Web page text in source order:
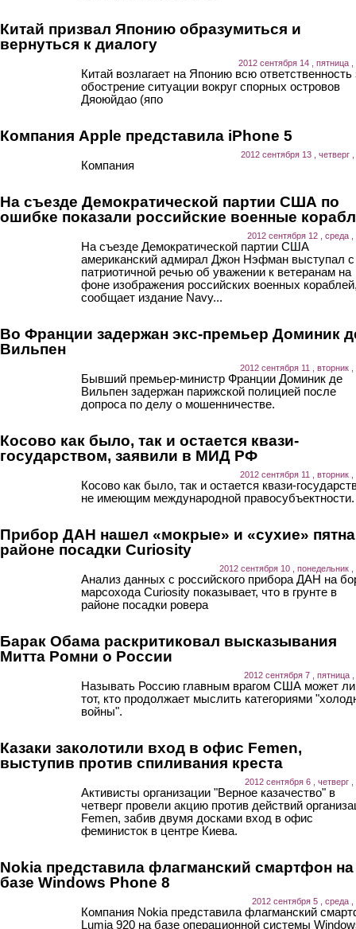
Китай призвал Японию образумиться и
вернуться к диалогу
2012 сентября 14 , пятница ,
Китай возлагает на Японию всю ответственность
обострение ситуации вокруг спорных островов
Дяоюйдао (япо
Компания Apple представила iPhone 5
2012 сентября 13 , четверг ,
Компания
На съезде Демократической партии США по
ошибке показали российские военные
2012 сентября 12 , среда ,
На съезде Демократической партии США
американский адмирал Джон Нэфман выступал с
патриотичной речью об уважении к ветеранам на
фоне изображения российских военных
сообщает издание Navy...
Во Франции задержан экс-премьер Доминик
Вильпен
2012 сентября 11 , вторник ,
Бывший премьер-министр Франции Доминик де
Вильпен задержан парижской полицией после
допроса по делу о мошенничестве.
Косово как было, так и остается квази-
государством, заявили в МИД РФ
2012 сентября 11 , вторник ,
Косово как было, так и остается квази-
не имеющим международной правосубъектности.
Прибор ДАН нашел «мокрые» и «сухие»
районе посадки Curiosity
2012 сентября 10 , понедельник ,
Анализ данных с российского прибора ДАН на
марсохода Curiosity показывает, что в грунте в
районе посадки ровера
Барак Обама раскритиковал высказывания
Митта Ромни о России
2012 сентября 7 , пятница ,
Называть Россию главным врагом США может
тот, кто продолжает мыслить категориями
войны".
Казаки заколотили вход в офис Femen,
выступив против спиливания креста
2012 сентября 6 , четверг ,
Активисты организации "Верное казачество" в
четверг провели акцию против действий
Femen, забив двумя досками вход в офис
феминисток в центре Киева.
Nokia представила флагманский смартфон на
базе Windows Phone 8
2012 сентября 5 , среда ,
Компания Nokia представила флагманский
Lumia 920 на базе операционной системы